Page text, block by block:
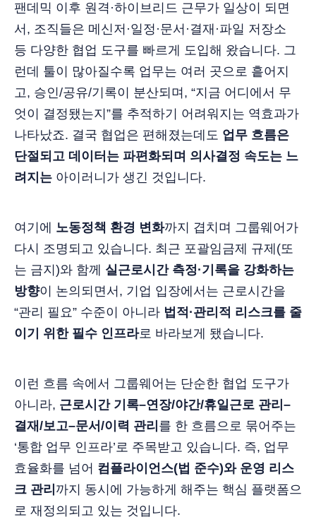
팬데믹 이후 원격·하이브리드 근무가 일상이 되면
서, 조직들은 메신저·일정·문서·결재·파일 저장소
등 다양한 협업 도구를 빠르게 도입해 왔습니다. 그
런데 툴이 많아질수록 업무는 여러 곳으로 흩어지
고, 승인/공유/기록이 분산되며, “지금 어디에서 무
엇이 결정됐는지”를 추적하기 어려워지는 역효과가
나타났죠. 결국 협업은 편해졌는데도 업무 흐름은
단절되고 데이터는 파편화되며 의사결정 속도는 느
려지는 아이러니가 생긴 것입니다.
여기에 노동정책 환경 변화까지 겹치며 그룹웨어가
다시 조명되고 있습니다. 최근 포괄임금제 규제(또
는 금지)와 함께 실근로시간 측정·기록을 강화하는
방향이 논의되면서, 기업 입장에서는 근로시간을
“관리 필요” 수준이 아니라 법적·관리적 리스크를 줄
이기 위한 필수 인프라로 바라보게 됐습니다.
이런 흐름 속에서 그룹웨어는 단순한 협업 도구가
아니라, 근로시간 기록–연장/야간/휴일근로 관리–
결재/보고–문서/이력 관리 를 한 흐름으로 묶어주는
‘통합 업무 인프라’로 주목받고 있습니다. 즉, 업무
효율화를 넘어 컴플라이언스(법 준수)와 운영 리스
크 관리 까지 동시에 가능하게 해주는 핵심 플랫폼으
로 재정의되고 있는 것입니다.